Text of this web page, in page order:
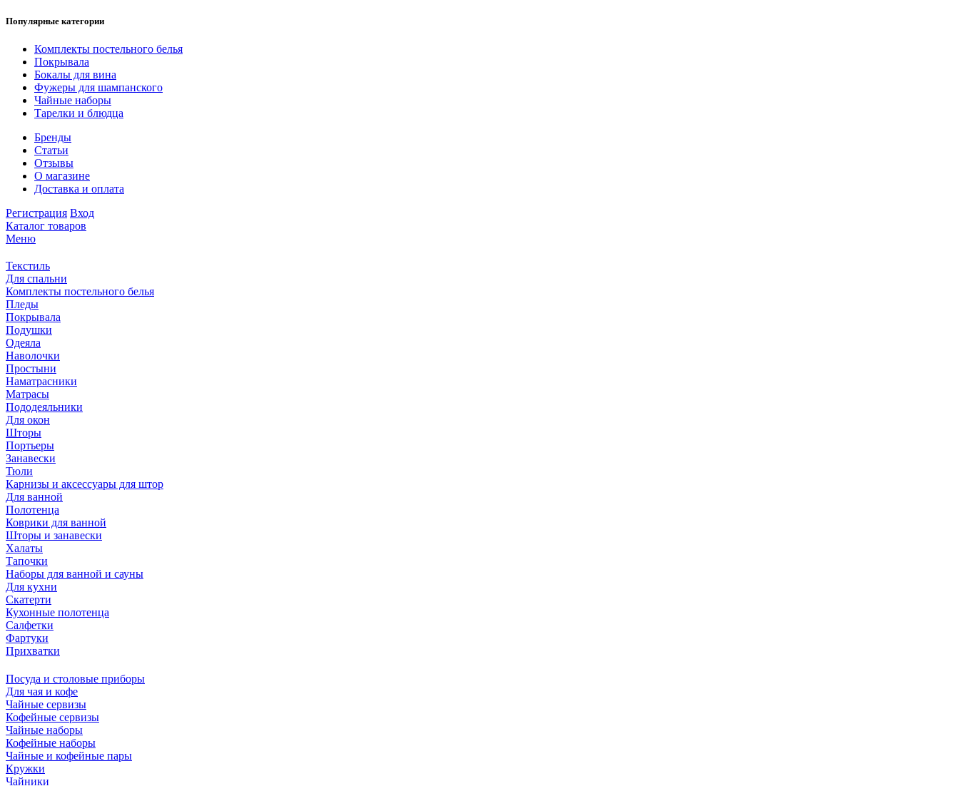
Популярные категории
Комплекты постельного белья
Покрывала
Бокалы для вина
Фужеры для шампанского
Чайные наборы
Тарелки и блюдца
Бренды
Статьи
Отзывы
О магазине
Доставка и оплата
Регистрация Вход
Каталог товаров
Меню
Текстиль
Для спальни
Комплекты постельного белья
Пледы
Покрывала
Подушки
Одеяла
Наволочки
Простыни
Наматрасники
Матрасы
Пододеяльники
Для окон
Шторы
Портьеры
Занавески
Тюли
Карнизы и аксессуары для штор
Для ванной
Полотенца
Коврики для ванной
Шторы и занавески
Халаты
Тапочки
Наборы для ванной и сауны
Для кухни
Скатерти
Кухонные полотенца
Салфетки
Фартуки
Прихватки
Посуда и столовые приборы
Для чая и кофе
Чайные сервизы
Кофейные сервизы
Чайные наборы
Кофейные наборы
Чайные и кофейные пары
Кружки
Чайники